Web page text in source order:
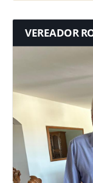
VEREADOR